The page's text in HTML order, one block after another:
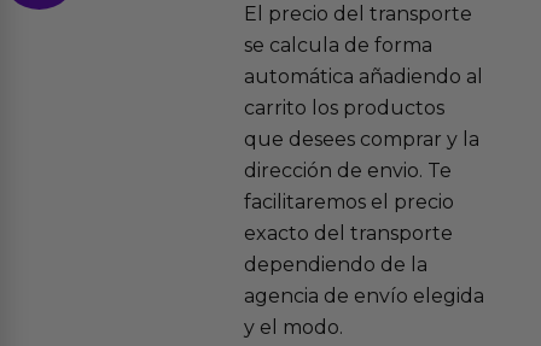
El precio del transporte
se calcula de forma
automática añadiendo al
carrito los productos
que desees comprar y la
dirección de envio. Te
facilitaremos el precio
exacto del transporte
dependiendo de la
agencia de envío elegida
y el modo.